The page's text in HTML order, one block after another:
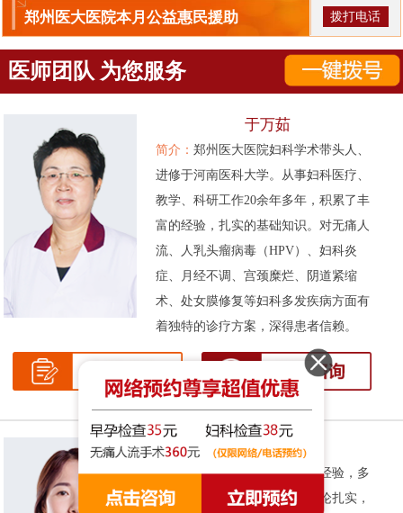
郑州医大医院本月公益惠民援助 拨打电话
医师团队 为您服务
于万茹
简介： 郑州医大医院妇科学术带头人、
进修于河南医科大学。从事妇科医疗、
教学、科研工作20余年多年，积累了丰
富的经验，扎实的基础知识。对无痛人
流、人乳头瘤病毒（HPV）、妇科炎
症、月经不调、宫颈糜烂、阴道紧缩
术、处女膜修复等妇科多发疾病方面有
着独特的诊疗方案，深得患者信赖。
张伟侠
简介：拥有十余年的妇科临床经验，多
次被评为先进工作者。基础理论扎实，